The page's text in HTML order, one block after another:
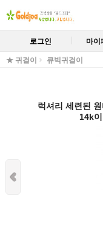
로그인 마이
★ 귀걸이 큐빅귀걸이
럭셔리 세련된
14k